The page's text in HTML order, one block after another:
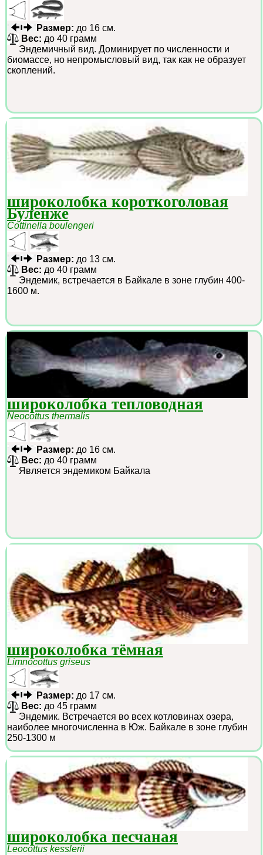
Размер: до 16 см.
Вес: до 40 грамм
Эндемичный вид. Доминирует по численности и
биомассе, но непромысловый вид, так как не образует
скоплений.
широколобка короткоголовая
Буленже
Cottinella boulengeri
Размер: до 13 см.
Вес: до 40 грамм
Эндемик, встречается в Байкале в зоне глубин 400-
1600 м.
широколобка тепловодная
Neocottus thermalis
Размер: до 16 см.
Вес: до 40 грамм
Является эндемиком Байкала
широколобка тёмная
Limnocottus griseus
Размер: до 17 см.
Вес: до 45 грамм
Эндемик. Встречается во всех котловинах озера,
наиболее многочисленна в Юж. Байкале в зоне глубин
250-1300 м
широколобка песчаная
Leocottus kesslerii